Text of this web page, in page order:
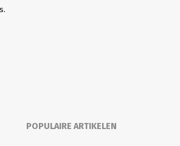
POPULAIRE ARTIKELEN